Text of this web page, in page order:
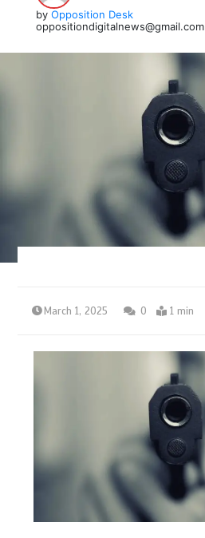
by Opposition Desk
oppositiondigitalnews@gmail.com
March 1, 2025 0 1 min